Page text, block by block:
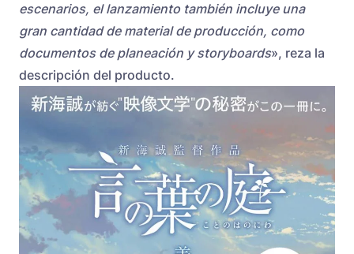
escenarios, el lanzamiento también incluye una
gran cantidad de material de producción, como
documentos de planeación y storyboards», reza la
descripción del producto.